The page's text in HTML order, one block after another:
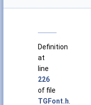
Definition
at
line
226
of file
TGFont.h